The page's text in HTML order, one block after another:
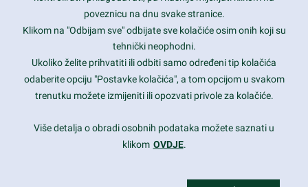
prothemes.net@gmail.com
Daily: 9:00 am - 6:00 pm
Sunday: Closed
Copyright 2017FRESHFACE© All Rights Reserved
poveznicu na dnu svake stranice.
Klikom na "Odbijam sve" odbijate sve kolačiće osim onih koji su
tehnički neophodni.
Ukoliko želite prihvatiti ili odbiti samo određeni tip kolačića
odaberite opciju "Postavke kolačića", a tom opcijom u svakom
trenutku možete izmijeniti ili opozvati privole za kolačiće.
Više detalja o obradi osobnih podataka možete saznati u
klikom OVDJE.